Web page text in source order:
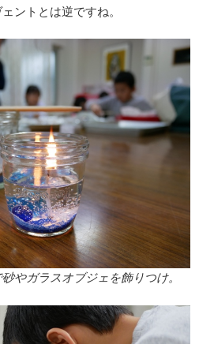
ントとは逆ですね。
やガラスオブジェを飾りつけ。